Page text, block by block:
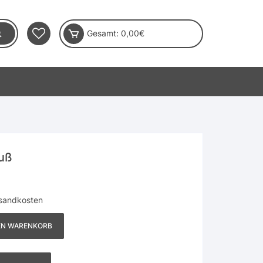
Gesamt: 0,00€
WARENKORB